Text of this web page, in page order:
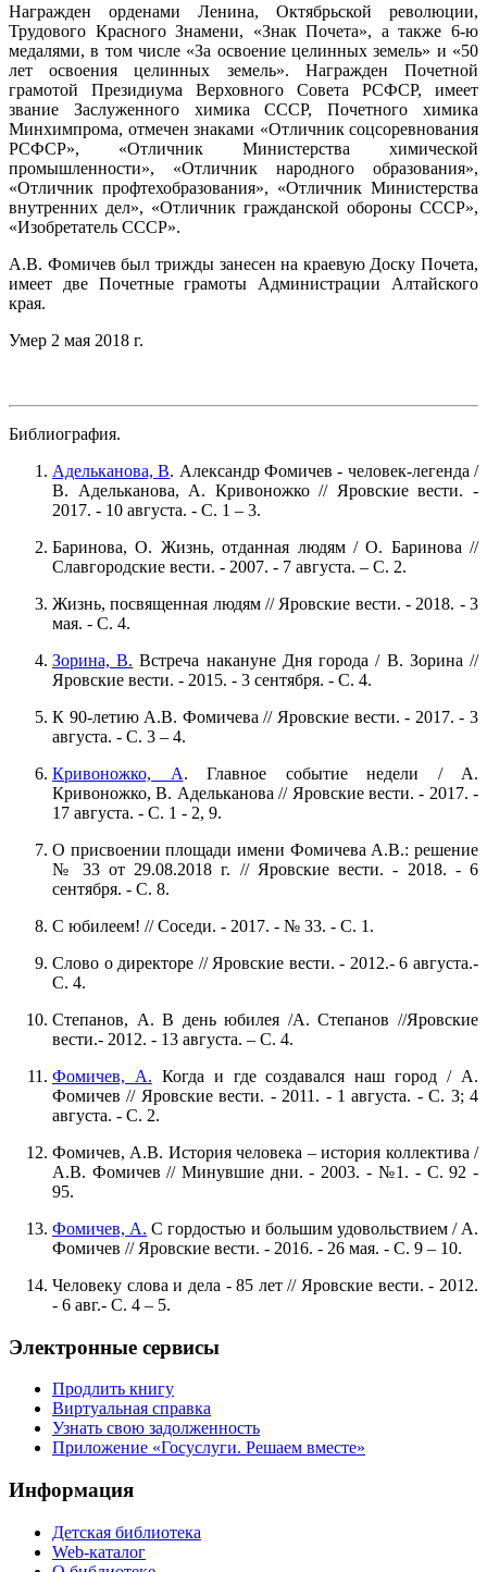
Награжден орденами Ленина, Октябрьской революции,
Трудового Красного Знамени, «Знак Почета», а также 6-ю
медалями, в том числе «За освоение целинных земель» и «50
лет освоения целинных земель». Награжден Почетной
грамотой Президиума Верховного Совета РСФСР, имеет
звание Заслуженного химика СССР, Почетного химика
Минхимпрома, отмечен знаками «Отличник соцсоревнования
РСФСР», «Отличник Министерства химической
промышленности», «Отличник народного образования»,
«Отличник профтехобразования», «Отличник Министерства
внутренних дел», «Отличник гражданской обороны СССР»,
«Изобретатель СССР».
А.В. Фомичев был трижды занесен на краевую Доску Почета,
имеет две Почетные грамоты Администрации Алтайского
края.
Умер 2 мая 2018 г.
Библиография.
Адельканова, В. Александр Фомичев - человек-легенда /
В. Адельканова, А. Кривоножко // Яровские вести. -
2017. - 10 августа. - С. 1 – 3.
Баринова, О. Жизнь, отданная людям / О. Баринова //
Славгородские вести. - 2007. - 7 августа. – С. 2.
Жизнь, посвященная людям // Яровские вести. - 2018. - 3
мая. - С. 4.
Зорина, В. Встреча накануне Дня города / В. Зорина //
Яровские вести. - 2015. - 3 сентября. - С. 4.
К 90-летию А.В. Фомичева // Яровские вести. - 2017. - 3
августа. - С. 3 – 4.
Кривоножко, А. Главное событие недели / А.
Кривоножко, В. Адельканова // Яровские вести. - 2017. -
17 августа. - С. 1 - 2, 9.
О присвоении площади имени Фомичева А.В.: решение
№ 33 от 29.08.2018 г. // Яровские вести. - 2018. - 6
сентября. - С. 8.
С юбилеем! // Соседи. - 2017. - № 33. - С. 1.
Слово о директоре // Яровские вести. - 2012.- 6 августа.-
С. 4.
Степанов, А. В день юбилея /А. Степанов //Яровские
вести.- 2012. - 13 августа. – С. 4.
Фомичев, А. Когда и где создавался наш город / А.
Фомичев // Яровские вести. - 2011. - 1 августа. - С. 3; 4
августа. - С. 2.
Фомичев, А.В. История человека – история коллектива /
А.В. Фомичев // Минувшие дни. - 2003. - №1. - С. 92 -
95.
Фомичев, А. С гордостью и большим удовольствием / А.
Фомичев // Яровские вести. - 2016. - 26 мая. - С. 9 – 10.
Человеку слова и дела - 85 лет // Яровские вести. - 2012.
- 6 авг.- С. 4 – 5.
Электронные сервисы
Продлить книгу
Виртуальная справка
Узнать свою задолженность
Приложение «Госуслуги. Решаем вместе»
Информация
Детская библиотека
Web-каталог